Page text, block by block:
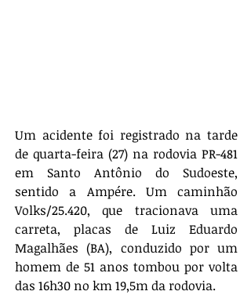
Um acidente foi registrado na tarde
de quarta-feira (27) na rodovia PR-481
em Santo Antônio do Sudoeste,
sentido a Ampére. Um caminhão
Volks/25.420, que tracionava uma
carreta, placas de Luiz Eduardo
Magalhães (BA), conduzido por um
homem de 51 anos tombou por volta
das 16h30 no km 19,5m da rodovia.